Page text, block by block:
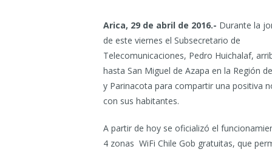
Arica, 29 de abril de 2016.- Durante la
de este viernes el Subsecretario de
Telecomunicaciones, Pedro Huichalaf,
hasta San Miguel de Azapa en la Región
y Parinacota para compartir una positiva
con sus habitantes.
A partir de hoy se oficializó el
4 zonas WiFi Chile Gob gratuitas, que